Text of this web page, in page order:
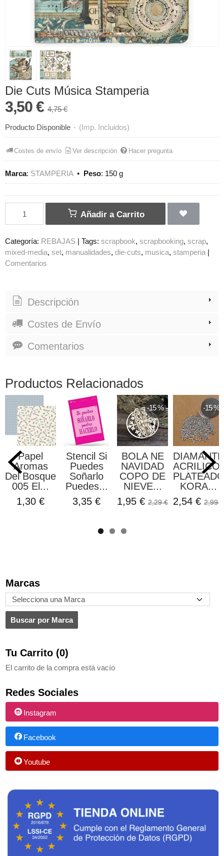
Marcas
Tu Carrito (0)
El carrito de la compra está vacío
Redes Sociales
Instagram
Facebook
Youtube
Die Cuts Música Stamperia
3,50 € 4,75 €
Producto Disponible - (Imp. Incluidos)
Costes de envío Ver descripción Hacer pregunta
Marca: STAMPERIA• Peso: 150 g
Añadir a Carrito
Categoría: REBAJAS | Tags: scrapbook scrapbooking scrap
mixed-media set manualidades die-cuts musica stamperia |
Comentarios
Descripción
Costes de Envío
Comentarios
Productos Relacionados
Papel
Aromas
Del Bosque
005 El...
1,30 €
Stencil Si
Puedes
Soñarlo
Puedes...
3,35 €
-15 %
BOLA NE
NAVIDAD
COPO DE
NIEVE...
1,95 € 2,29 €
-15 %
KORA...
2,54 € 2,99 €